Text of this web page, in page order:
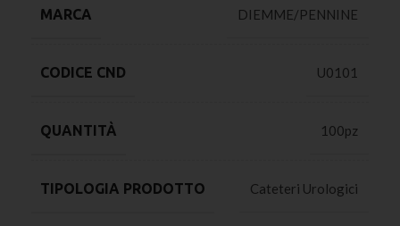
MARCA DIEMME/PENNINE
CODICE CND U0101
QUANTITÀ 100pz
TIPOLOGIA PRODOTTO Cateteri Urologici